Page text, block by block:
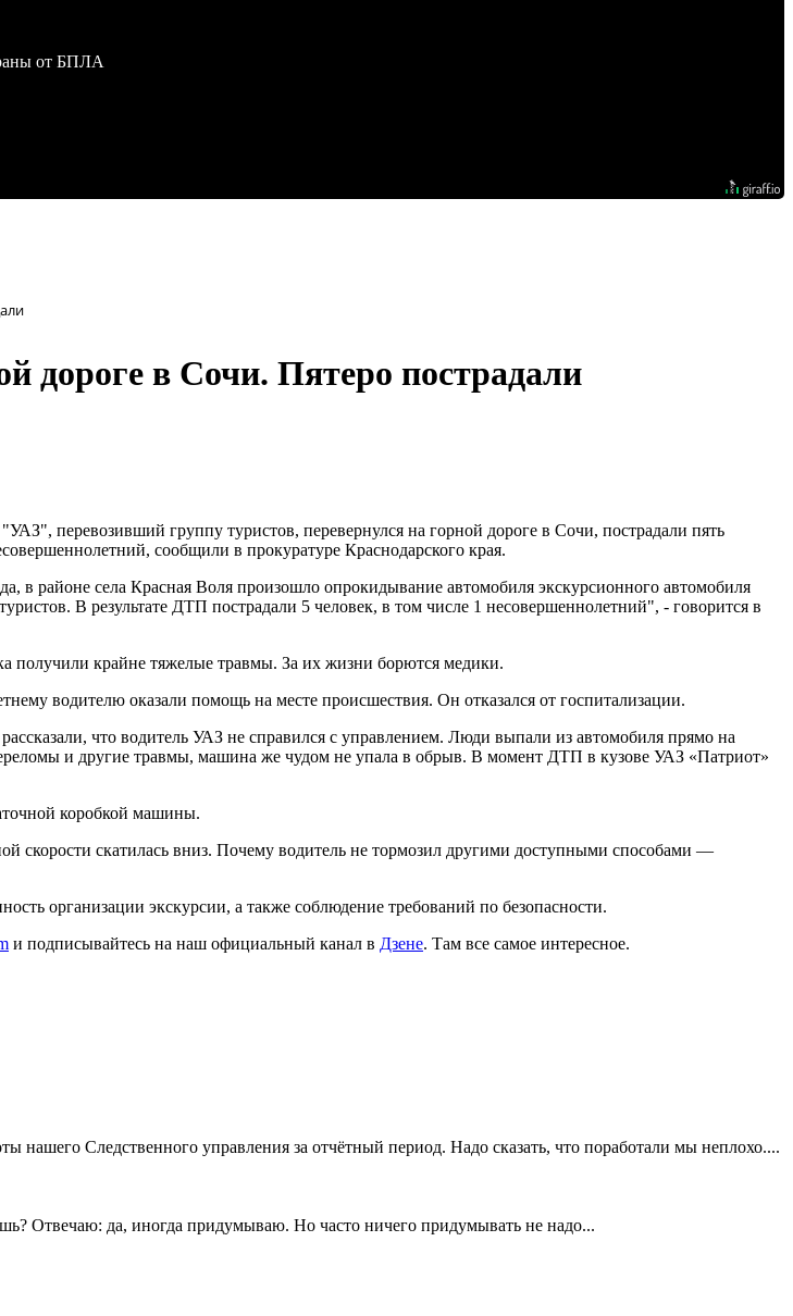
от БПЛА
дороге в Сочи. Пятеро пострадали
перевозивший группу туристов, перевернулся на горной дороге в Сочи, пострадали пять
сообщили в прокуратуре Краснодарского края.
в районе села Красная Воля произошло опрокидывание автомобиля экскурсионного автомобиля
В результате ДТП пострадали 5 человек, в том числе 1 несовершеннолетний", - говорится в
получили крайне тяжелые травмы. За их жизни борются медики.
водителю оказали помощь на месте происшествия. Он отказался от госпитализации.
что водитель УАЗ не справился с управлением. Люди выпали из автомобиля прямо на
и другие травмы, машина же чудом не упала в обрыв. В момент ДТП в кузове УАЗ «Патриот»
коробкой машины.
скорости скатилась вниз. Почему водитель не тормозил другими доступными способами —
организации экскурсии, а также соблюдение требований по безопасности.
и подписывайтесь на наш официальный канал в Дзене. Там все самое интересное.
Следственного управления за отчётный период. Надо сказать, что поработали мы неплохо....
Отвечаю: да, иногда придумываю. Но часто ничего придумывать не надо...